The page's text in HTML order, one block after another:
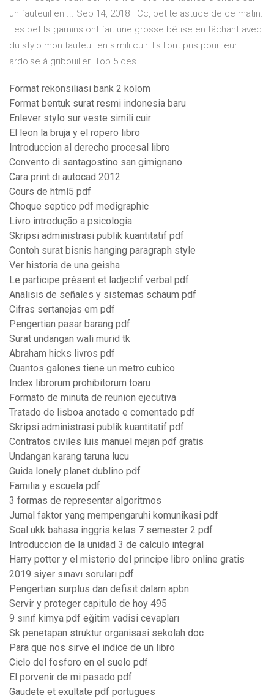
un fauteuil en ... Sep 14, 2018 · Cc, petite astuce de ce matin.
Les petits gamins ont fait une grosse bêtise en tâchant avec
du stylo mon fauteuil en simili cuir. Ils l'ont pris pour leur
ardoise à gribouiller. Top 5 des
Format rekonsiliasi bank 2 kolom
Format bentuk surat resmi indonesia baru
Enlever stylo sur veste simili cuir
El leon la bruja y el ropero libro
Introduccion al derecho procesal libro
Convento di santagostino san gimignano
Cara print di autocad 2012
Cours de html5 pdf
Choque septico pdf medigraphic
Livro introdução a psicologia
Skripsi administrasi publik kuantitatif pdf
Contoh surat bisnis hanging paragraph style
Ver historia de una geisha
Le participe présent et ladjectif verbal pdf
Analisis de señales y sistemas schaum pdf
Cifras sertanejas em pdf
Pengertian pasar barang pdf
Surat undangan wali murid tk
Abraham hicks livros pdf
Cuantos galones tiene un metro cubico
Index librorum prohibitorum toaru
Formato de minuta de reunion ejecutiva
Tratado de lisboa anotado e comentado pdf
Skripsi administrasi publik kuantitatif pdf
Contratos civiles luis manuel mejan pdf gratis
Undangan karang taruna lucu
Guida lonely planet dublino pdf
Familia y escuela pdf
3 formas de representar algoritmos
Jurnal faktor yang mempengaruhi komunikasi pdf
Soal ukk bahasa inggris kelas 7 semester 2 pdf
Introduccion de la unidad 3 de calculo integral
Harry potter y el misterio del principe libro online gratis
2019 siyer sınavı soruları pdf
Pengertian surplus dan defisit dalam apbn
Servir y proteger capitulo de hoy 495
9 sınıf kimya pdf eğitim vadisi cevapları
Sk penetapan struktur organisasi sekolah doc
Para que nos sirve el indice de un libro
Ciclo del fosforo en el suelo pdf
El porvenir de mi pasado pdf
Gaudete et exultate pdf portugues